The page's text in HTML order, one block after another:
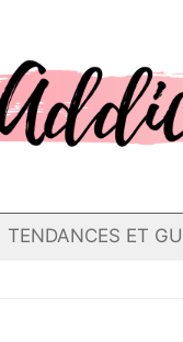
TENDANCES ET